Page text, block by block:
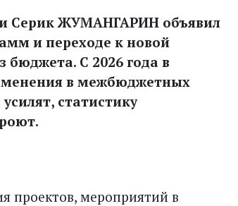
Серик ЖУМАНГАРИН объявил
и переходе к новой
бюджета. С 2026 года в
в межбюджетных
статистику
проектов, мероприятий в